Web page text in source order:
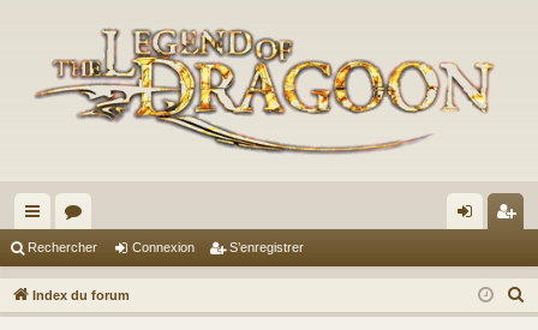
cc
ès
ra
or
u
m
ne
xi
nr
eg
Rechercher Connexion S’enregistrer
Index du forum
e